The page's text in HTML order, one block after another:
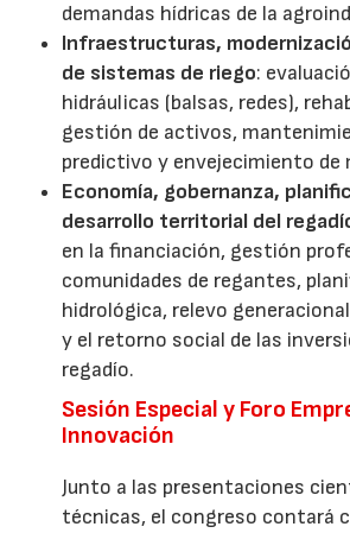
demandas hídricas de la
Infraestructuras,
de sistemas de riego:
hidráulicas (balsas, redes),
gestión de activos,
predictivo y envejecimiento de
Economía, gobernanza,
desarrollo territorial del
en la financiación, gestión
comunidades de regantes,
hidrológica, relevo
y el retorno social de las
regadío.
Sesión Especial y Foro
Innovación
Junto a las presentaciones
técnicas, el congreso contará